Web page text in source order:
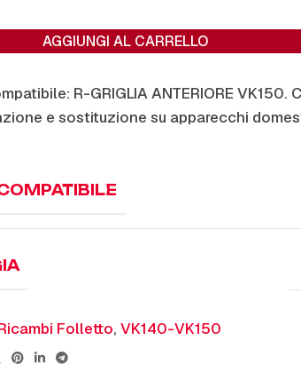
AGGIUNGI AL CARRELLO
R-GRIGLIA ANTERIORE
e sostituzione su apparecchi
Folletto, VK140-VK150